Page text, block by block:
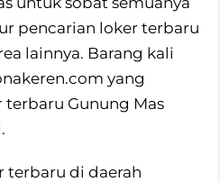
pencarian loker terbaru
lainnya. Barang kali
yang
Gunung Mas
terbaru di daerah